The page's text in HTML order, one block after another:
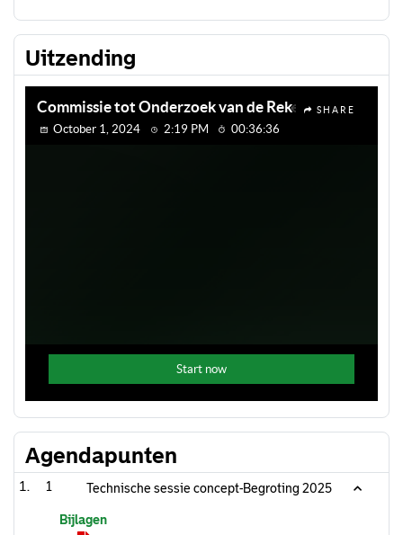
Uitzending
Agendapunten
1 Technische sessie concept-Begroting 2025
Bijlagen